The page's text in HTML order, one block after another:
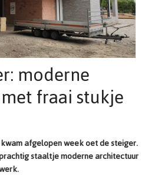
moderne
fraai stukje
afgelopen week oet de steiger.
staaltje moderne architectuur